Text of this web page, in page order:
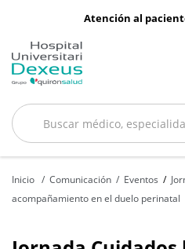
menu-
Atención al
Buscar
Buscar
Inicio Comunicación Eventos
acompañamiento en el duelo perinatal
Jornada